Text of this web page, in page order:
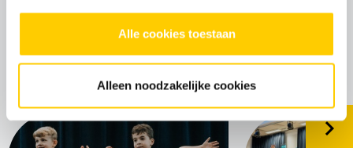
Alle cookies toestaan
Alleen noodzakelijke cookies
West
Bekijk het cursusoverzicht